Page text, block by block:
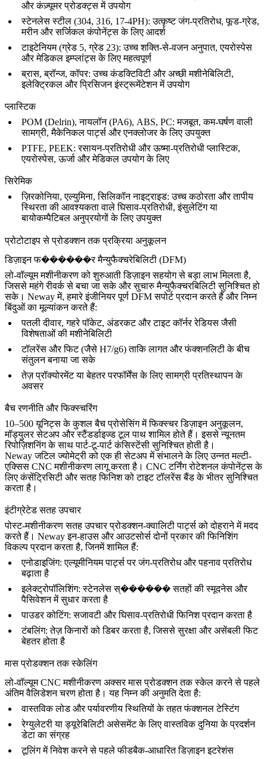
और कंज़्यूमर प्रोडक्ट्स में उपयोग
स्टेनलेस स्टील (304, 316, 17-4PH): उत्कृष्ट जंग-प्रतिरोध, फूड-ग्रेड,
मरीन और सर्जिकल कंपोनेंट्स के लिए आदर्श
टाइटेनियम (ग्रेड 5, ग्रेड 23): उच्च शक्ति-से-वजन अनुपात, एयरोस्पेस
और मेडिकल इम्प्लांट्स के लिए महत्वपूर्ण
ब्रास, ब्रॉन्ज, कॉपर: उच्च कंडक्टिविटी और अच्छी मशीनेबिलिटी,
इलेक्ट्रिकल और प्रिसिजन इंस्ट्रूमेंटेशन में उपयोग
प्लास्टिक
POM (Delrin), नायलॉन (PA6), ABS, PC: मजबूत, कम-घर्षण वाली
सामग्री, मैकेनिकल पार्ट्स और एनक्लोजर के लिए उपयुक्त
PTFE, PEEK: रसायन-प्रतिरोधी और ऊष्मा-प्रतिरोधी प्लास्टिक,
एयरोस्पेस, ऊर्जा और मेडिकल उपयोग के लिए
सिरेमिक
ज़िरकोनिया, एल्युमिना, सिलिकॉन नाइट्राइड: उच्च कठोरता और तापीय
स्थिरता की आवश्यकता वाले घिसाव-प्रतिरोधी, इंसुलेटिंग या
बायोकम्पैटिबल अनुप्रयोगों के लिए उपयुक्त
प्रोटोटाइप से प्रोडक्शन तक प्रक्रिया अनुकूलन
डिज़ाइन फ������र मैन्युफैक्चरेबिलिटी (DFM)
लो-वॉल्यूम मशीनीकरण को शुरुआती डिज़ाइन सहयोग से बड़ा लाभ मिलता है,
जिससे महंगे रीवर्क से बचा जा सके और सुचारु मैन्युफैक्चरबिलिटी सुनिश्चित हो
सके। Neway में, हमारे इंजीनियर पूर्ण DFM सपोर्ट प्रदान करते हैं और निम्न
बिंदुओं का मूल्यांकन करते हैं:
पतली दीवार, गहरे पॉकेट, अंडरकट और टाइट कॉर्नर रेडियस जैसी
विशेषताओं की मशीनेबिलिटी
टॉलरेंस और फिट (जैसे H7/g6) ताकि लागत और फंक्शनलिटी के बीच
संतुलन बनाया जा सके
तेज़ प्रॉक्योरमेंट या बेहतर परफॉर्मेंस के लिए सामग्री प्रतिस्थापन के
अवसर
बैच रणनीति और फिक्स्चरिंग
10–500 यूनिट्स के कुशल बैच प्रोसेसिंग में फिक्स्चर डिज़ाइन अनुकूलन,
मॉड्युलर सेटअप और स्टैंडर्डाइज्ड टूल पाथ शामिल होते हैं। इससे न्यूनतम
रिपोज़िशनिंग के साथ पार्ट-टू-पार्ट कंसिस्टेंसी सुनिश्चित होती है।
Neway जटिल ज्योमेट्री को एक ही सेटअप में संभालने के लिए उन्नतमल्टी-
एक्सिस CNC मशीनीकरणलागू करता है। CNC टर्निंगरोटेशनल कंपोनेंट्स के
लिए कंसेंट्रिसिटी और सतह फिनिश को टाइट टॉलरेंस बैंड के भीतर सुनिश्चित
करता है।
इंटीग्रेटेड सतह उपचार
पोस्ट-मशीनीकरण सतह उपचार प्रोडक्शन-क्वालिटी पार्ट्स को दोहराने में मदद
करते हैं। Neway इन-हाउस और आउटसोर्स दोनों प्रकार की फिनिशिंग
विकल्प प्रदान करता है, जिनमें शामिल हैं:
एनोडाइजिंग: एल्यूमीनियम पार्ट्स पर जंग-प्रतिरोध और पहनाव प्रतिरोध
बढ़ाता है
इलेक्ट्रोपॉलिशिंग: स्टेनलेस स्������ सतहों की स्मूदनेस और
पैसिवेशन में सुधार करता है
पाउडर कोटिंग: सजावटी और घिसाव-प्रतिरोधी फिनिश प्रदान करता है
टंबलिंग: तेज़ किनारों को डिबर करता है, जिससे सुरक्षा और असेंबली फिट
बेहतर होता है
मास प्रोडक्शन तक स्केलिंग
लो-वॉल्यूम CNC मशीनीकरण अक्सर मास प्रोडक्शन तक स्केल करने से पहले
अंतिम वैलिडेशन चरण होता है। यह निम्न की अनुमति देता है:
वास्तविक लोड और पर्यावरणीय स्थितियों के तहत फंक्शनल टेस्टिंग
रेग्युलेटरी या ड्यूरेबिलिटी असेसमेंट के लिए वास्तविक दुनिया के प्रदर्शन
डेटा का संग्रह
टूलिंग में निवेश करने से पहले फीडबैक-आधारित डिज़ाइन इटरेशंस